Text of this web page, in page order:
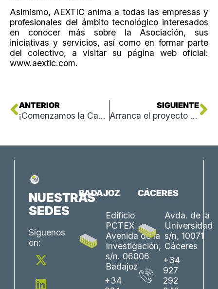
Asimismo, AEXTIC anima a todas las empresas y
profesionales del ámbito tecnológico interesados
en conocer más sobre la Asociación, sus
iniciativas y servicios, así como en formar parte
del colectivo, a visitar su página web oficial:
www.aextic.com.
ANTERIOR
¡Comenzamos la Campaña de Apoyo MSCA Postdoctoral Fellowships 2026 (MSCA-PF)!
SIGUIENTE
Arranca el proyecto CROSSRURAL HUB para mejorar el empleo rural, impulsar la innovación y fijar población en la EUROACE
NUESTRAS
SEDES
Síguenos
en:
X
-
t
L
i
n
Y
o
u
F
a
c
I
n
s
BADAJOZ
Edificio
PCTEX
Avenida de la
Investigación,
s/n. 06006
Badajoz
+34
CÁCERES
Avda. de la
Universidad
s/n, 10071
Cáceres
+34
927
292